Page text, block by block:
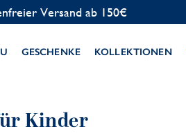
Versand ab 150€
GESCHENKE KOLLEKTIONEN
Kinder